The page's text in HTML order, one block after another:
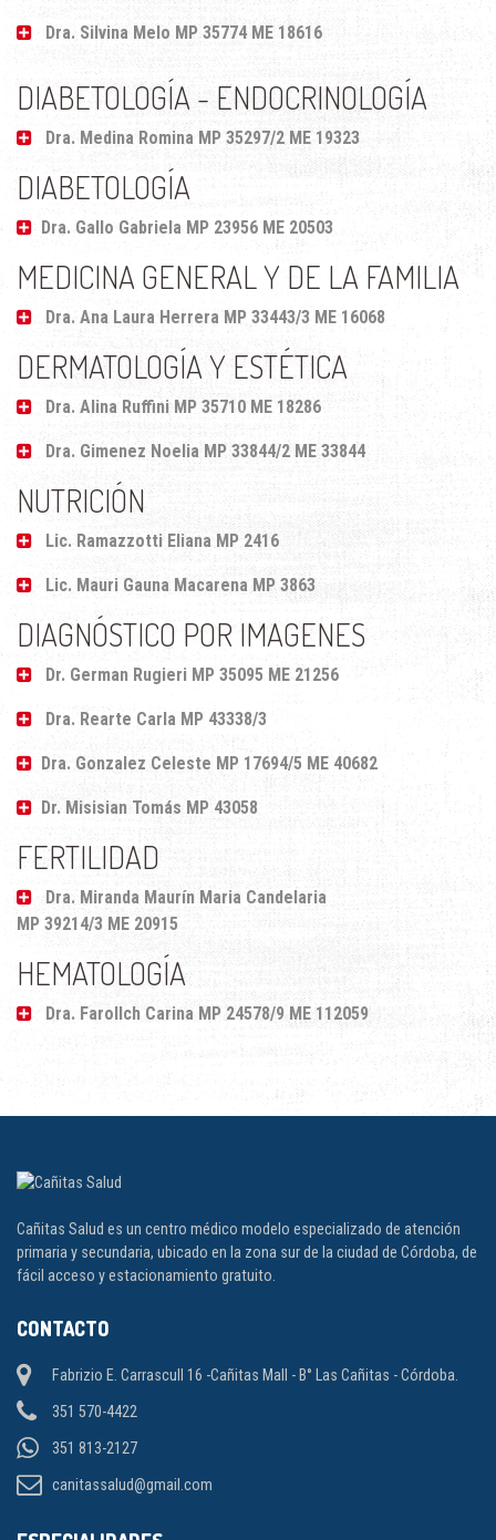
Dra. Silvina Melo MP 35774 ME 18616
DIABETOLOGÍA - ENDOCRINOLOGÍA
Dra. Medina Romina MP 35297/2 ME 19323
DIABETOLOGÍA
Dra. Gallo Gabriela MP 23956 ME 20503
MEDICINA GENERAL Y DE LA FAMILIA
Dra. Ana Laura Herrera MP 33443/3 ME 16068
DERMATOLOGÍA Y ESTÉTICA
Dra. Alina Ruffini MP 35710 ME 18286
Dra. Gimenez Noelia MP 33844/2 ME 33844
NUTRICIÓN
Lic. Ramazzotti Eliana MP 2416
Lic. Mauri Gauna Macarena MP 3863
DIAGNÓSTICO POR IMAGENES
Dr. German Rugieri MP 35095 ME 21256
Dra. Rearte Carla MP 43338/3
Dra. Gonzalez Celeste MP 17694/5 ME 40682
Dr. Misisian Tomás MP 43058
FERTILIDAD
Dra. Miranda Maurín Maria Candelaria
MP 39214/3 ME 20915
HEMATOLOGÍA
Dra. Farollch Carina MP 24578/9 ME 112059
Cañitas Salud es un centro médico modelo especializado de atención
primaria y secundaria, ubicado en la zona sur de la ciudad de Córdoba, de
fácil acceso y estacionamiento gratuito.
CONTACTO
Fabrizio E. Carrascull 16 -Cañitas Mall - B° Las Cañitas - Córdoba.
351 570-4422
351 813-2127
canitassalud@gmail.com